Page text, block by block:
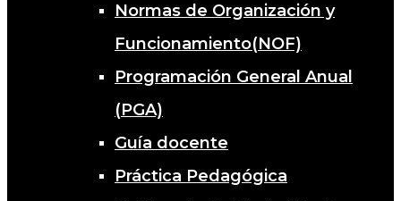
Normas de Organización y
Funcionamiento(NOF)
Programación General Anual
(PGA)
Guía docente
Práctica Pedagógica